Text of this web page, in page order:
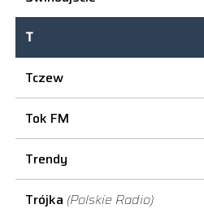
T
Tczew
Tok FM
Trendy
Trójka (Polskie Radio)